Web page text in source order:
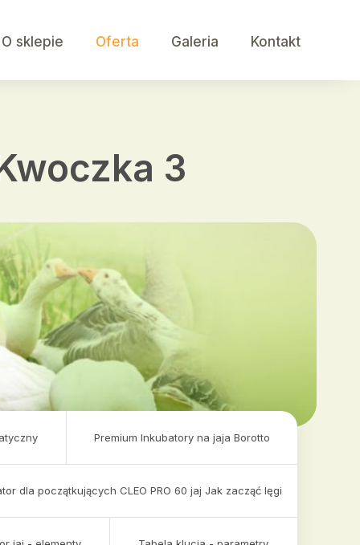
O sklepie Oferta Galeria Kontakt
3
Premium Inkubatory na jaja Borotto
dla początkujących CLEO PRO 60 jaj Jak zacząć lęgi